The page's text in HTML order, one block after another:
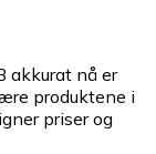
akkurat nå er
produktene i
priser og